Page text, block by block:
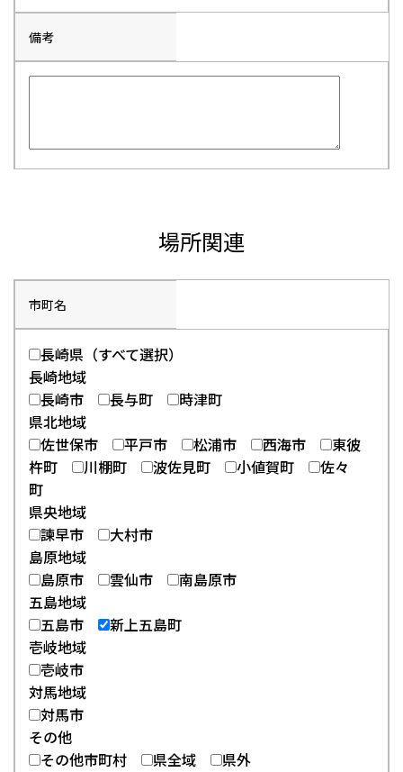
備考
場所関連
市町名
長崎県（すべて選択）
長崎地域
長崎市
長与町
時津町
県北地域
佐世保市
平戸市 松浦市 西海市
東彼
杵町
川棚町 波佐見町 小値賀町
佐々
町
県央地域
諫早市
大村市
島原地域
島原市
雲仙市
南島原市
五島地域
五島市
新上五島町
壱岐地域
壱岐市
対馬地域
対馬市
その他
その他市町村
県全域 県外